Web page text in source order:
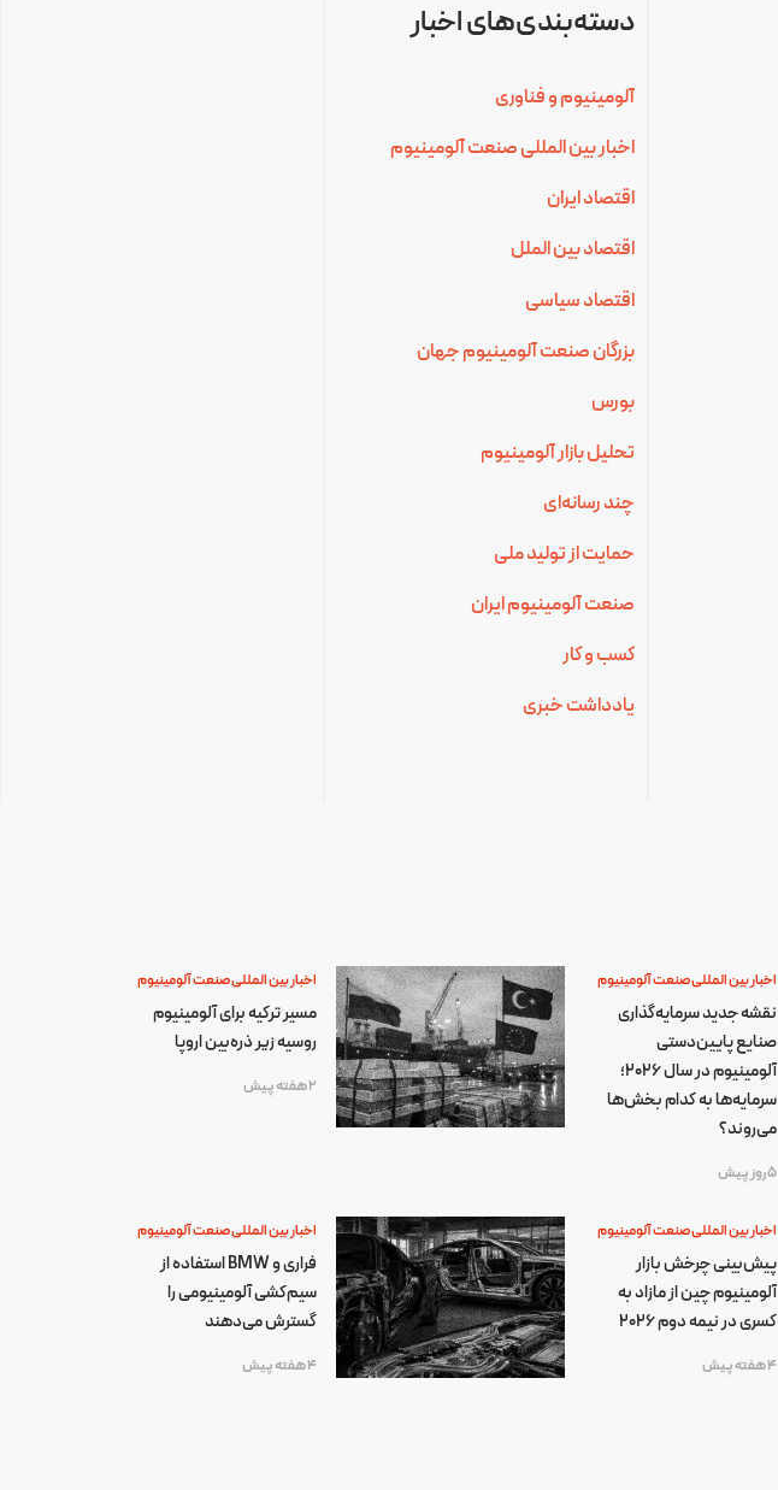
دسته‌بندی‌های اخبار
آلومینیوم و فناوری
اخبار بین المللی صنعت آلومینیوم
اقتصاد ایران
اقتصاد بین الملل
اقتصاد سیاسی
بزرگان صنعت آلومینیوم جهان
بورس
تحلیل بازار آلومینیوم
چند رسانه‌ای
حمایت از تولید ملی
صنعت آلومینیوم ایران
کسب و کار
یادداشت خبری
اخبار بین المللی صنعت آلومینیوم
نقشه جدید سرمایه‌گذاری
صنایع پایین‌دستی
آلومینیوم در سال ۲۰۲۶؛
سرمایه‌ها به کدام بخش‌ها
می‌روند؟
5 روز پیش
اخبار بین المللی صنعت آلومینیوم
مسیر ترکیه برای آلومینیوم
روسیه زیر ذره‌بین اروپا
2 هفته پیش
اخبار بین المللی صنعت آلومینیوم
پیش‌بینی چرخش بازار
آلومینیوم چین از مازاد به
کسری در نیمه دوم ۲۰۲۶
4 هفته پیش
اخبار بین المللی صنعت آلومینیوم
فراری و BMW استفاده از
سیم‌کشی آلومینیومی را
گسترش می‌دهند
4 هفته پیش